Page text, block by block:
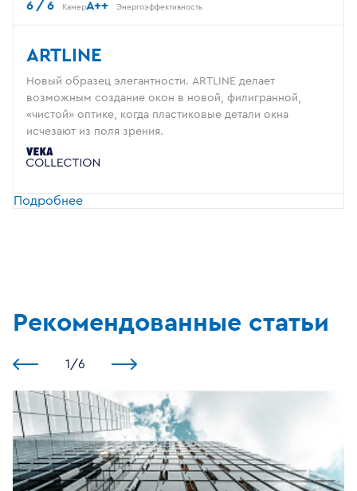
6 / 6 КамерA++ Энергоэффективность
ARTLINE
Новый образец элегантности. ARTLINE делает
возможным создание окон в новой, филигранной,
«чистой» оптике, когда пластиковые детали окна
исчезают из поля зрения.
Подробнее
Рекомендованные статьи
1 /6